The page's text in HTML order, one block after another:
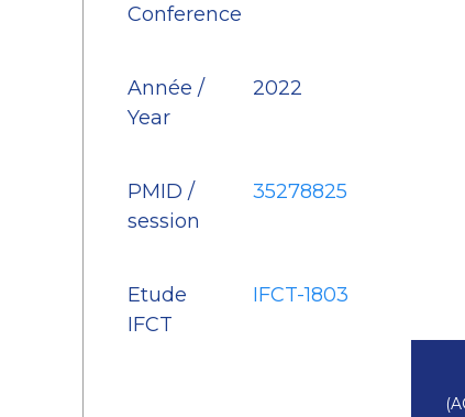
Conference
Année /
Year
2022
PMID /
session
35278825
Etude
IFCT
IFCT-1803